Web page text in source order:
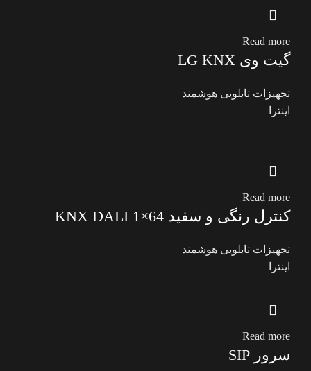
Read more
گیت وی LG KNX
تجهیزات تابلویی هوشمند
اینترا
Read more
کنترل رنگی و سفید KNX DALI 1×64
تجهیزات تابلویی هوشمند
اینترا
Read more
سرور SIP